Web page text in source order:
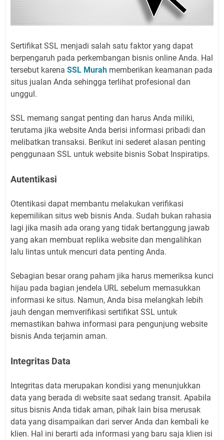
Sertifikat SSL menjadi salah satu faktor yang dapat
berpengaruh pada perkembangan bisnis online Anda. Hal
tersebut karena SSL Murah memberikan keamanan pada
situs jualan Anda sehingga terlihat profesional dan
unggul.
SSL memang sangat penting dan harus Anda miliki,
terutama jika website Anda berisi informasi pribadi dan
melibatkan transaksi. Berikut ini sederet alasan penting
penggunaan SSL untuk website bisnis Sobat Inspiratips.
Autentikasi
Otentikasi dapat membantu melakukan verifikasi
kepemilikan situs web bisnis Anda. Sudah bukan rahasia
lagi jika masih ada orang yang tidak bertanggung jawab
yang akan membuat replika website dan mengalihkan
lalu lintas untuk mencuri data penting Anda.
Sebagian besar orang paham jika harus memeriksa kunci
hijau pada bagian jendela URL sebelum memasukkan
informasi ke situs. Namun, Anda bisa melangkah lebih
jauh dengan memverifikasi sertifikat SSL untuk
memastikan bahwa informasi para pengunjung website
bisnis Anda terjamin aman.
Integritas Data
Integritas data merupakan kondisi yang menunjukkan
data yang berada di website saat sedang transit. Apabila
situs bisnis Anda tidak aman, pihak lain bisa merusak
data yang disampaikan dari server Anda dan kembali ke
klien. Hal ini berarti ada informasi yang baru saja klien isi